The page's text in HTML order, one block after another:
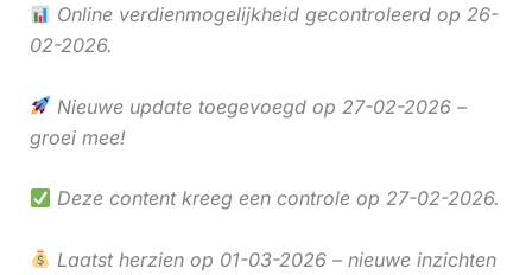
Online verdienmogelijkheid gecontroleerd op 26-
02-2026.
Nieuwe update toegevoegd op 27-02-2026 –
groei mee!
Deze content kreeg een controle op 27-02-2026.
Laatst herzien op 01-03-2026 – nieuwe inzichten